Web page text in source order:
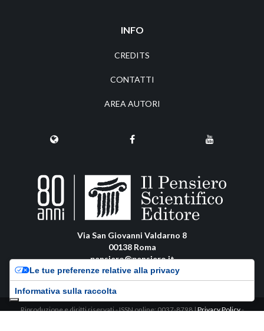
INFO
CREDITS
CONTATTI
AREA AUTORI
Via San Giovanni Valdarno 8
00138 Roma
pensiero@pensiero.it
amministrazione@pec.pensiero.com
Riproduzione e diritti riservati - ISSN online: 0037-8798 |Privacy Policy-
Le tue preferenze relative alla privacy
Informativa sulla raccolta